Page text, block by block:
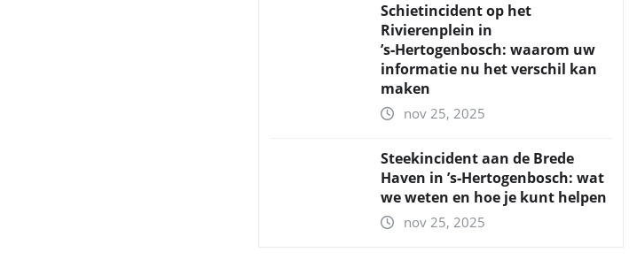
Schietincident op het
Rivierenplein in
’s‑Hertogenbosch: waarom uw
informatie nu het verschil kan
maken
nov 25, 2025
Steekincident aan de Brede
Haven in ’s‑Hertogenbosch: wat
we weten en hoe je kunt helpen
nov 25, 2025